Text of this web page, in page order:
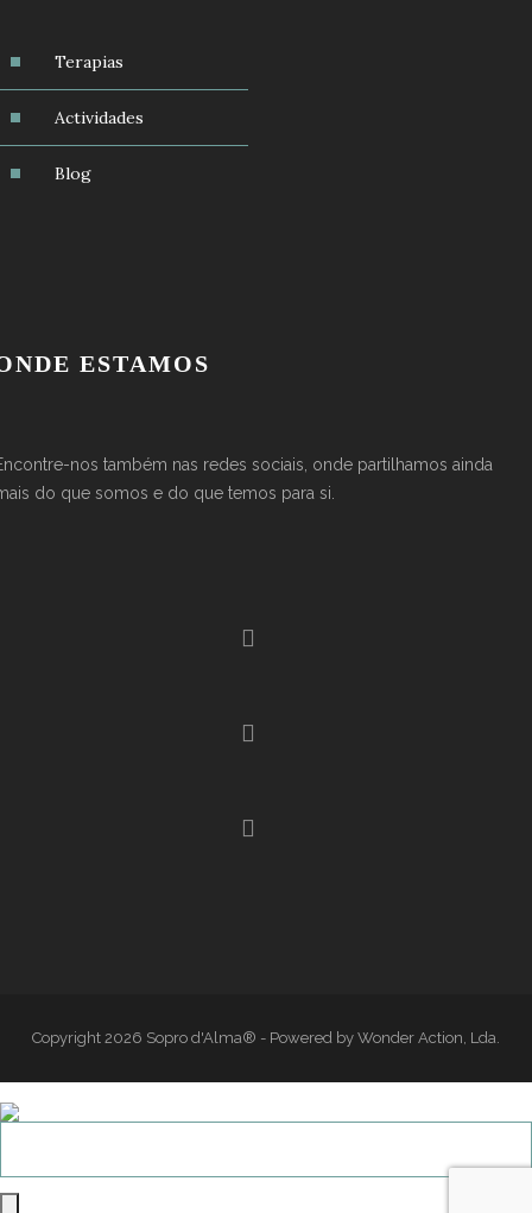
Terapias
Actividades
Blog
ESTAMOS
nos também nas redes sociais, onde partilhamos ainda
do que somos e do que temos para si.
Copyright 2026 Sopro d'Alma® - Powered by Wonder Action, Lda.